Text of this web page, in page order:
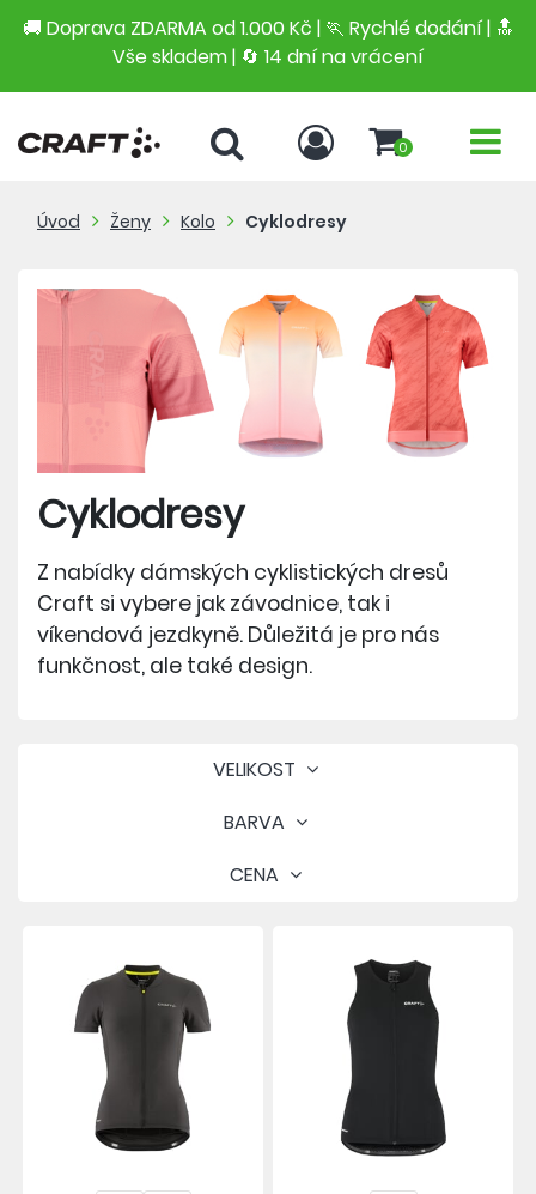
🚚 Doprava ZDARMA od 1.000 Kč | 🏃 Rychlé dodání | 🔝
Vše skladem | 🔄 14 dní na vrácení
0
Úvod Ženy Kolo Cyklodresy
Cyklodresy
Z nabídky dámských cyklistických dresů
Craft si vybere jak závodnice, tak i
víkendová jezdkyně. Důležitá je pro nás
funkčnost, ale také design.
VELIKOST
BARVA
CENA